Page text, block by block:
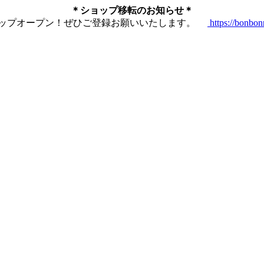
＊ショップ移転のお知らせ＊
プオープン！ぜひご登録お願いいたします。
https://